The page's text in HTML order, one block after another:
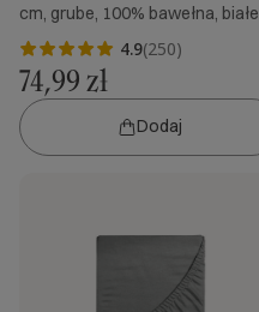
cm, grube, 100% bawełna, białe
4.9(250)
74,99 zł
Dodaj